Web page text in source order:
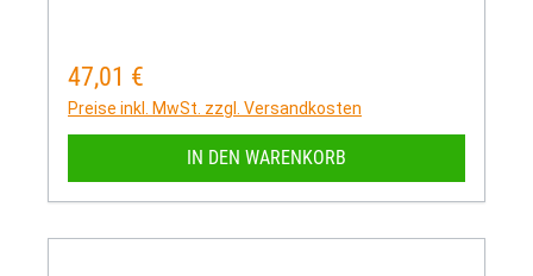
Regulärer Preis:
47,01 €
Preise inkl. MwSt. zzgl. Versandkosten
IN DEN WARENKORB